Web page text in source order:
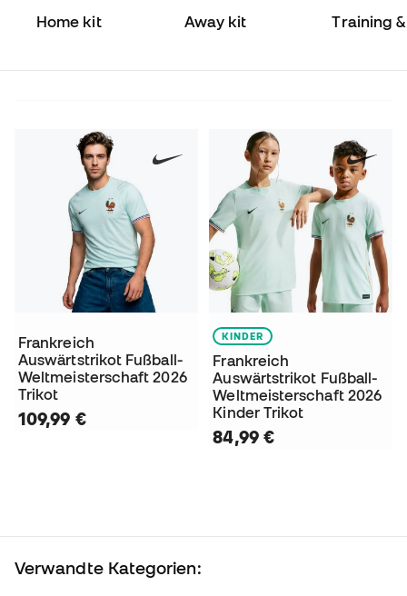
Home kit Away kit
Training
Frankreich
Auswärtstrikot Fußball-
Weltmeisterschaft 2026
Trikot
109,99 €
KINDER
Frankreich
Auswärtstrikot Fußball-
Weltmeisterschaft 2026
Kinder Trikot
84,99 €
Verwandte Kategorien: